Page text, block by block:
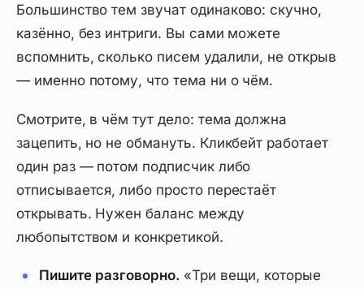
Большинство тем звучат одинаково: скучно,
казённо, без интриги. Вы сами можете
вспомнить, сколько писем удалили, не открыв
— именно потому, что тема ни о чём.
Смотрите, в чём тут дело: тема должна
зацепить, но не обмануть. Кликбейт работает
один раз — потом подписчик либо
отписывается, либо просто перестаёт
открывать. Нужен баланс между
любопытством и конкретикой.
Пишите разговорно. «Три вещи, которые